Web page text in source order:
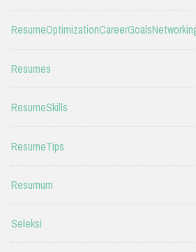
Resumes
ResumeSkills
ResumeTips
Resumum
Seleksi